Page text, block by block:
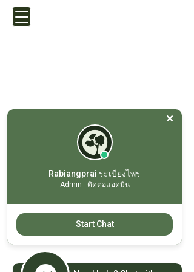
รีสอร์ทระเบียงไพร แวลลีย์
ติดต่อเรา
Rabiangprai ระเบียงไพร
Admin - ติดต่อแอดมิน
Start Chat